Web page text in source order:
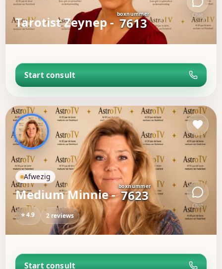
Chat
Tarotist Zeynep -boxnummer
7613
Start consult
Chat
Afwezig
Medium Minnie -boxnummer
7623
⭐ 4.9 2 reviews
Start consult